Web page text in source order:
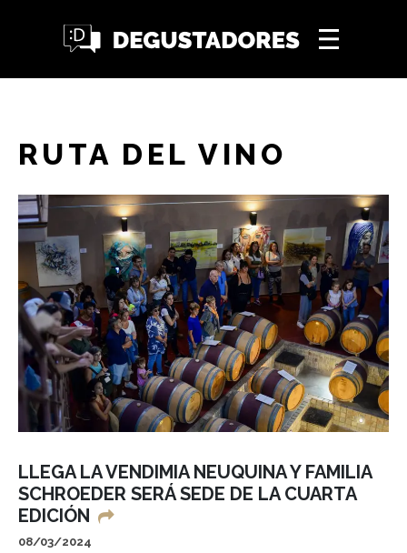
RUTA DEL VINO
LLEGA LA VENDIMIA NEUQUINA Y FAMILIA
SCHROEDER SERÁ SEDE DE LA CUARTA
EDICIÓN
08/03/2024